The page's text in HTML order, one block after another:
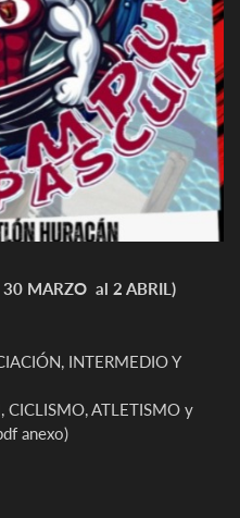
30 MARZO al 2 ABRIL)
INTERMEDIO Y
, CICLISMO, ATLETISMO y
anexo)